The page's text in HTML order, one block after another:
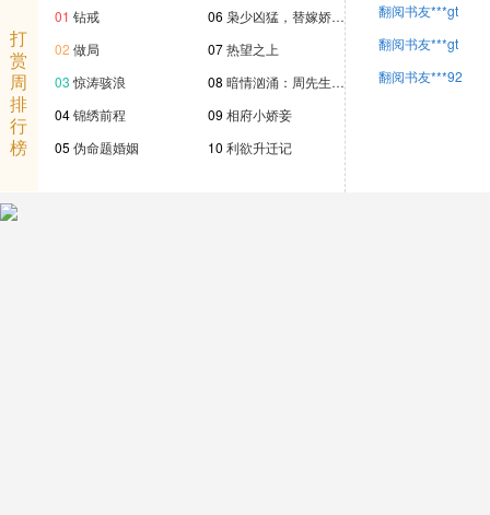
打
赏
周
排
行
榜
01 钻戒
02 做局
03 惊涛骇浪
04锦绣前程
05 伪命题婚姻
06 枭少凶猛，替嫁娇…
07热望之上
08 暗情汹涌：周先生…
09 相府小娇妾
10 利欲升迁记
翻阅书友***gt
翻阅书友***gt
翻阅书友***92